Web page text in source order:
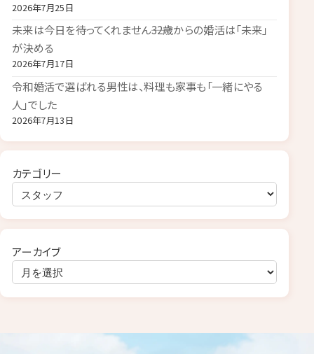
2026年7月25日
未来は今日を待ってくれません――32歳からの婚活は「未来」
が決める
2026年7月17日
令和婚活で選ばれる男性は、料理も家事も「一緒にやる
人」でした
2026年7月13日
カテゴリー
アーカイブ